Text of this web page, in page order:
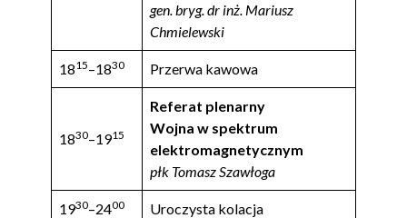
gen. bryg. dr inż. Mariusz
Chmielewski
1815–1830 Przerwa kawowa
1830–1915
Referat plenarny
Wojna w spektrum
elektromagnetycznym
płk Tomasz Szawłoga
1930–2400 Uroczysta kolacja